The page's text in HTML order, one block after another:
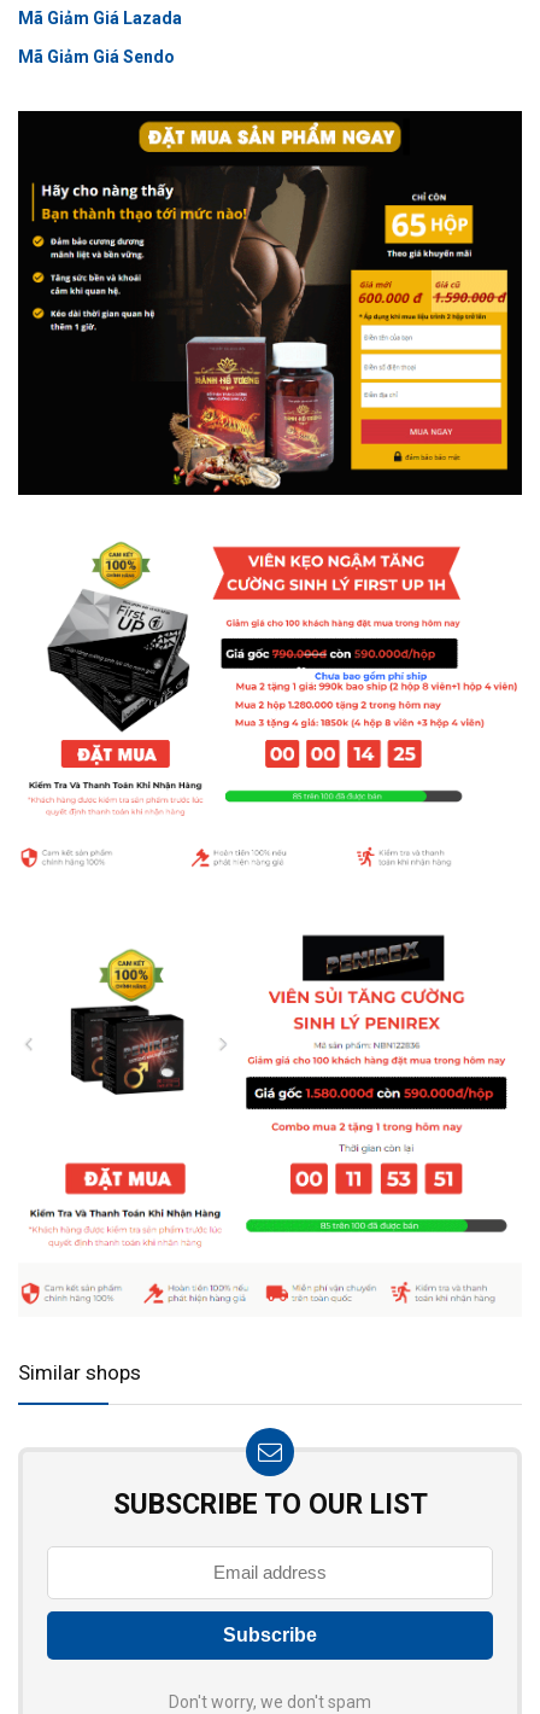
Mã Giảm Giá Lazada
Mã Giảm Giá Sendo
Similar shops
SUBSCRIBE TO OUR LIST
Don't worry, we don't spam